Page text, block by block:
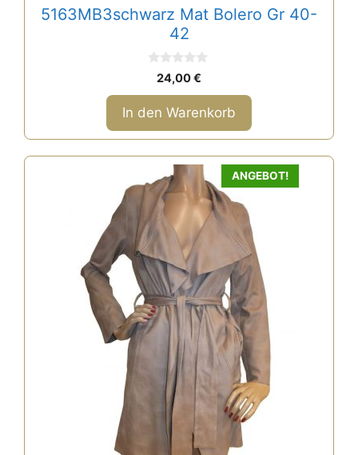
5163MB3schwarz Mat Bolero Gr 40-
42
o
n
5
24,00€
In den Warenkorb
ANGEBOT!